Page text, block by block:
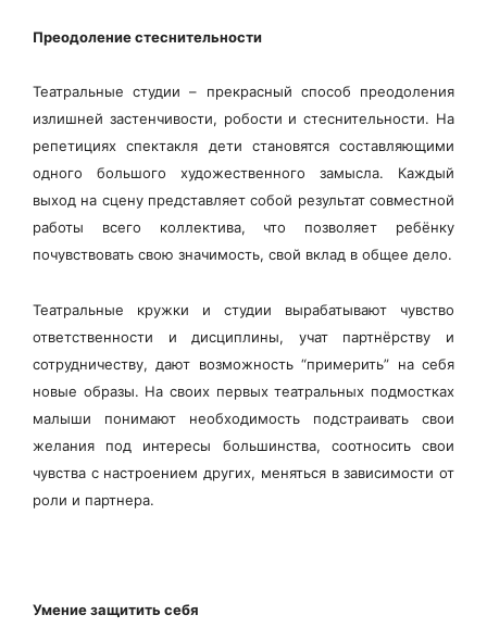
Преодоление стеснительности
Театральные студии – прекрасный способ преодоления
излишней застенчивости, робости и стеснительности. На
репетициях спектакля дети становятся составляющими
одного большого художественного замысла. Каждый
выход на сцену представляет собой результат совместной
работы всего коллектива, что позволяет ребёнку
почувствовать свою значимость, свой вклад в общее дело.
Театральные кружки и студии вырабатывают чувство
ответственности и дисциплины, учат партнёрству и
сотрудничеству, дают возможность “примерить” на себя
новые образы. На своих первых театральных подмостках
малыши понимают необходимость подстраивать свои
желания под интересы большинства, соотносить свои
чувства с настроением других, меняться в зависимости от
роли и партнера.
Умение защитить себя